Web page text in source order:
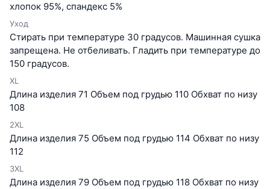
хлопок 95%, спандекс 5%
Уход
Стирать при температуре 30 градусов. Машинная сушка
запрещена. Не отбеливать. Гладить при температуре до
150 градусов.
XL
Длина изделия 71 Объем под грудью 110 Обхват по низу
108
2XL
Длина изделия 75 Объем под грудью 114 Обхват по низу
112
3XL
Длина изделия 79 Объем под грудью 118 Обхват по низу